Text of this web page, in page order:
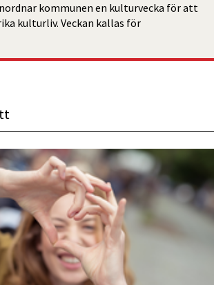
kommunen en kulturvecka för att
kulturliv. Veckan kallas för